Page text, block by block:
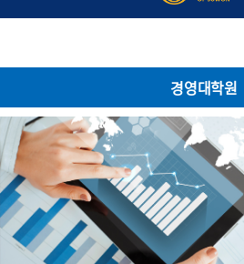
경영대학원